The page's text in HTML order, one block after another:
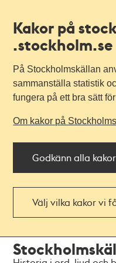
Kakor på
.stockholm.se
På Stockholmskällan
sammanställa statistik
fungera på ett bra sätt
Om kakor på
Godkänn alla kakor
Välj vilka kakor vi
navigationen
huvudinnehållet